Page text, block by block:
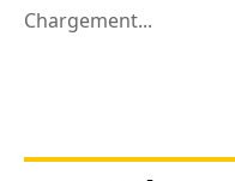
Chargement...